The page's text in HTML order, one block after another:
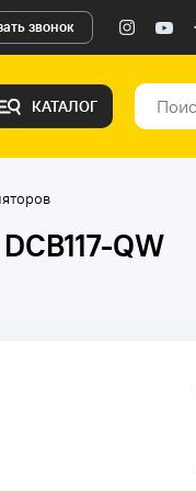
звонок
КАТАЛОГ
QW